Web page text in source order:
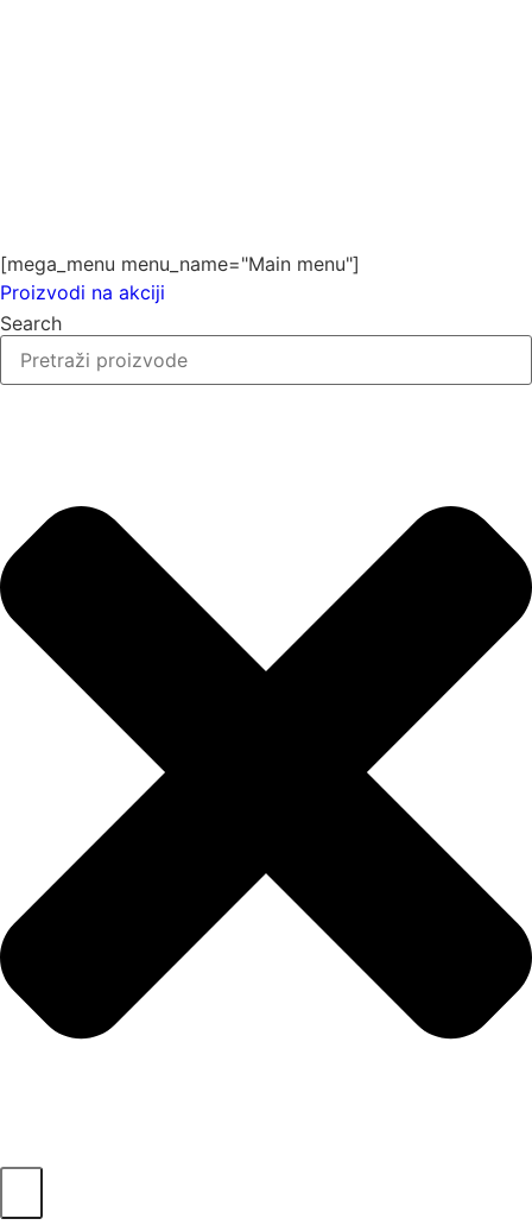
[mega_menu menu_name="Main menu"]
Proizvodi na akciji
Search